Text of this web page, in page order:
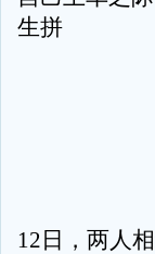
生拼
12日，两人